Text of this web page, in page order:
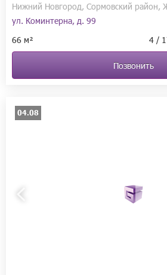
Нижний Новгород, Сормовский район,
ул. Коминтерна, д. 99
66 м²
4 /
Позвонить
04.08